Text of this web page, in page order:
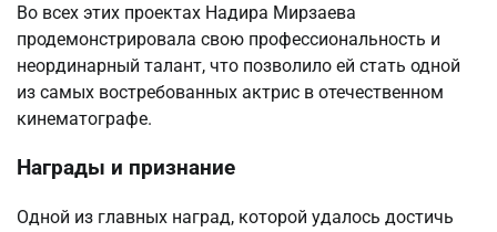
Во всех этих проектах Надира Мирзаева
продемонстрировала свою профессиональность и
неординарный талант, что позволило ей стать одной
из самых востребованных актрис в отечественном
кинематографе.
Награды и признание
Одной из главных наград, которой удалось достичь